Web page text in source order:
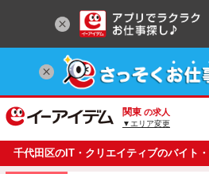
関東 の求人
▼エリア変更
千代田区のIT・クリエイティブのバイト
情報一覧